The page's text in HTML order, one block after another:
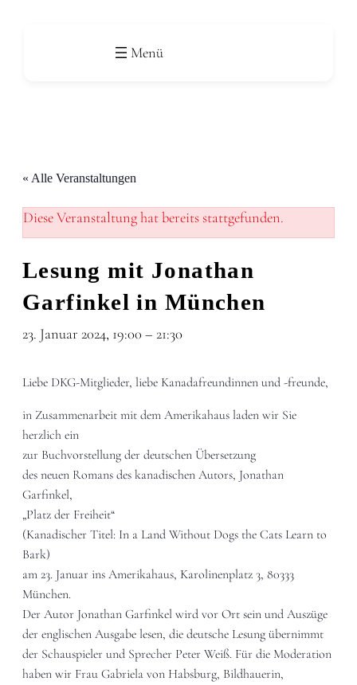
« Alle Veranstaltungen
Diese Veranstaltung hat bereits stattgefunden.
Lesung mit Jonathan
Garfinkel in München
23. Januar 2024, 19:00 – 21:30
Liebe DKG-Mitglieder, liebe Kanadafreundinnen und -freunde,
in Zusammenarbeit mit dem Amerikahaus laden wir Sie
herzlich ein
zur Buchvorstellung der deutschen Übersetzung
des neuen Romans des kanadischen Autors, Jonathan
Garfinkel,
„Platz der Freiheit“
(Kanadischer Titel: In a Land Without Dogs the Cats Learn to
Bark)
am 23. Januar ins Amerikahaus, Karolinenplatz 3, 80333
München.
Der Autor Jonathan Garfinkel wird vor Ort sein und Auszüge
der englischen Ausgabe lesen, die deutsche Lesung übernimmt
der Schauspieler und Sprecher Peter Weiß. Für die Moderation
haben wir Frau Gabriela von Habsburg, Bildhauerin,